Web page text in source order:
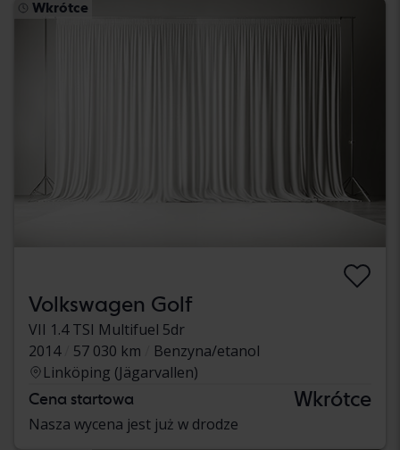
Wkrótce
Volkswagen Golf
VII 1.4 TSI Multifuel 5dr
2014
57 030 km
Benzyna/etanol
Linköping (Jägarvallen)
Cena startowa Wkrótce
Nasza wycena jest już w drodze